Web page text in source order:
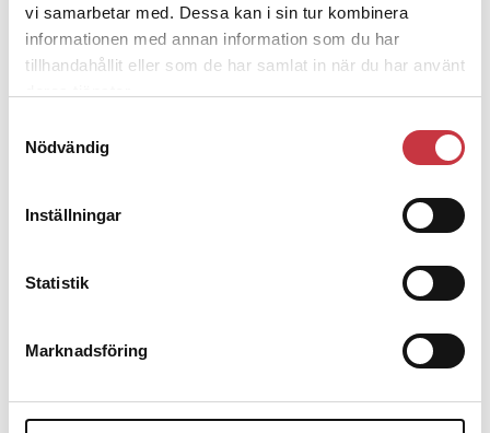
vi samarbetar med. Dessa kan i sin tur kombinera
informationen med annan information som du har
tillhandahållit eller som de har samlat in när du har använt
Nödvändig
Inställningar
Statistik
Marknadsföringbakbinder polisen